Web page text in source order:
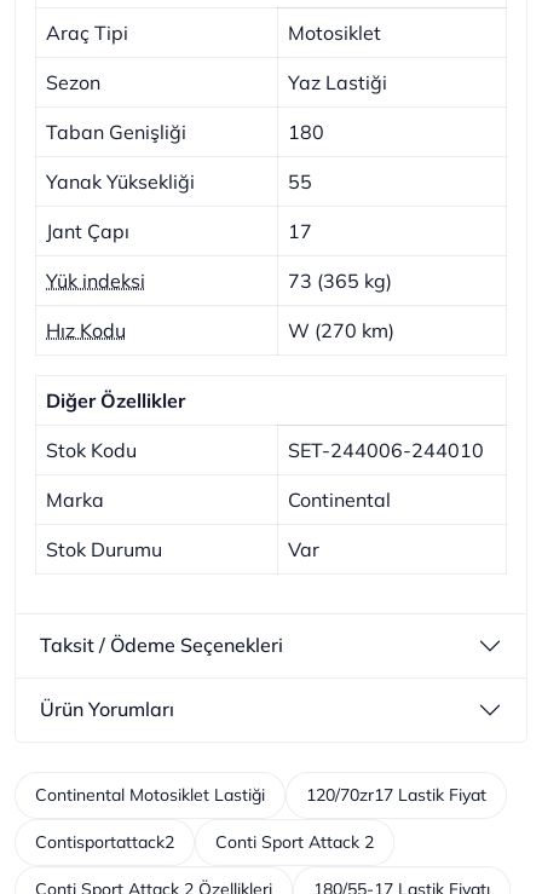
Araç Tipi Motosiklet
Sezon Yaz Lastiği
Taban Genişliği 180
Yanak Yüksekliği 55
Jant Çapı 17
Yük indeksi 73 (365 kg)
Hız Kodu W (270 km)
Diğer Özellikler
Stok Kodu SET-244006-244010
Marka Continental
Stok Durumu Var
Taksit / Ödeme Seçenekleri
Ürün Yorumları
Continental Motosiklet Lastiği 120/70zr17 Lastik Fiyat
Contisportattack2 Conti Sport Attack 2
Conti Sport Attack 2 Özellikleri 180/55-17 Lastik Fiyatı